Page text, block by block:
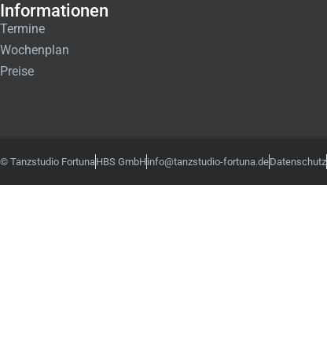
Informationen
Termine
Wochenplan
Preise
© Tanzstudio FortunaHBS GmbHinfo@tanzstudio-fortuna.deDatenschutz